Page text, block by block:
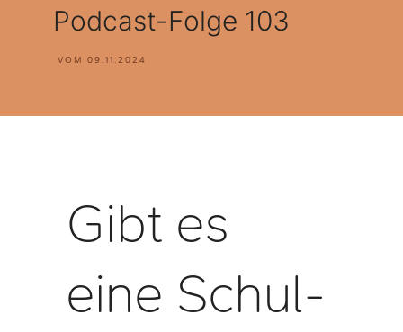
Podcast-Folge 103
VOM 09.11.2024
Gibt es
eine Schul-